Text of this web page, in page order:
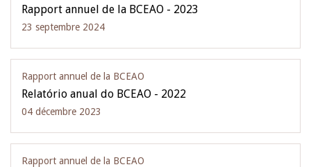
Rapport annuel de la BCEAO - 2023
23 septembre 2024
Rapport annuel de la BCEAO
Relatório anual do BCEAO - 2022
04 décembre 2023
Rapport annuel de la BCEAO